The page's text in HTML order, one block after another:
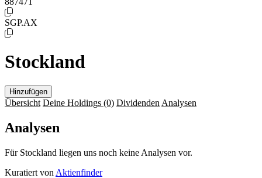
SGP.AX
Stockland
Hinzufügen
Übersicht Deine Holdings (0) Dividenden Analysen
Analysen
Für Stockland liegen uns noch keine Analysen vor.
Kuratiert von Aktienfinder